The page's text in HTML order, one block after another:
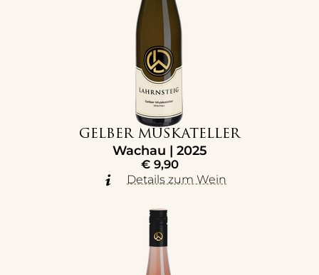
GELBER MUSKATELLER
Wachau | 2025
€9,90
Details zum Wein